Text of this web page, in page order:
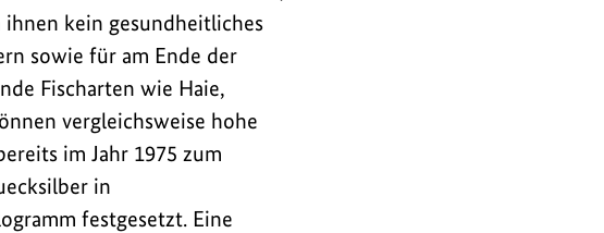
kein gesundheitliches
sowie für am Ende der
Fischarten wie Haie,
vergleichsweise hohe
im Jahr 1975 zum
in
festgesetzt. Eine